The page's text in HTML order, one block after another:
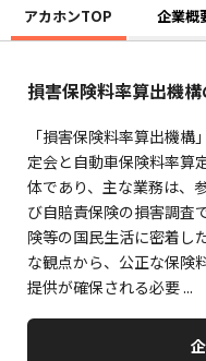
アカホンTOP 企業概
損害保険料率算出機
「損害保険料率算出機
定会と自動車保険料率算
体であり、主な業務は、
び自賠責保険の損害調査
険等の国民生活に密着し
な観点から、公正な保険
提供が確保される必要 ...